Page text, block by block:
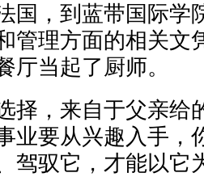
国，到蓝带国际学
管理方面的相关文
厅当起了厨师。
择，来自于父亲给
业要从兴趣入手，
驾驭它，才能以它